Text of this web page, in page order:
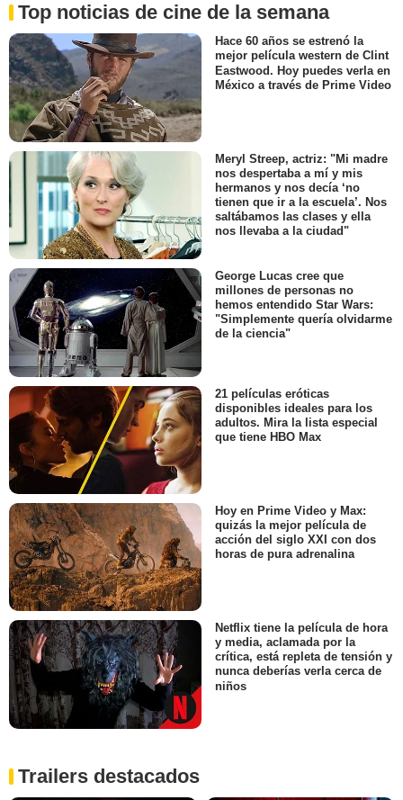
Top noticias de cine de la semana
Hace 60 años se estrenó la
mejor película western de Clint
Eastwood. Hoy puedes verla en
México a través de Prime Video
Meryl Streep, actriz: "Mi madre
nos despertaba a mí y mis
hermanos y nos decía ‘no
tienen que ir a la escuela’. Nos
saltábamos las clases y ella
nos llevaba a la ciudad"
George Lucas cree que
millones de personas no
hemos entendido Star Wars:
"Simplemente quería olvidarme
de la ciencia"
21 películas eróticas
disponibles ideales para los
adultos. Mira la lista especial
que tiene HBO Max
Hoy en Prime Video y Max:
quizás la mejor película de
acción del siglo XXI con dos
horas de pura adrenalina
Netflix tiene la película de hora
y media, aclamada por la
crítica, está repleta de tensión y
nunca deberías verla cerca de
niños
Trailers destacados